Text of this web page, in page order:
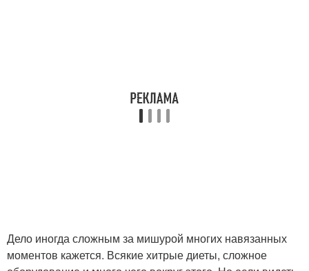
Дело иногда сложным за мишурой многих навязанных
моментов кажется. Всякие хитрые диеты, сложное